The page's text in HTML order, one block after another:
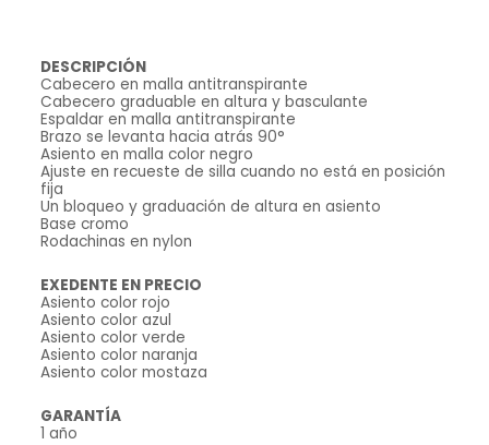
DESCRIPCIÓN
Cabecero en malla antitranspirante
Cabecero graduable en altura y basculante
Espaldar en malla antitranspirante
Brazo se levanta hacia atrás 90°
Asiento en malla color negro
Ajuste en recueste de silla cuando no está en posición
fija
Un bloqueo y graduación de altura en asiento
Base cromo
Rodachinas en nylon
EXEDENTE EN PRECIO
Asiento color rojo
Asiento color azul
Asiento color verde
Asiento color naranja
Asiento color mostaza
GARANTÍA
1 año